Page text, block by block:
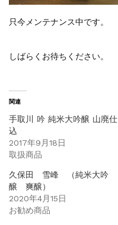
只今メンテナンス中です。
しばらくお待ちください。
関連
手取川 吟 純米大吟醸 山廃仕
込
2017年9月18日
取扱商品
久保田 雪峰 （純米大吟
醸 爽醸）
2020年4月15日
お勧め商品